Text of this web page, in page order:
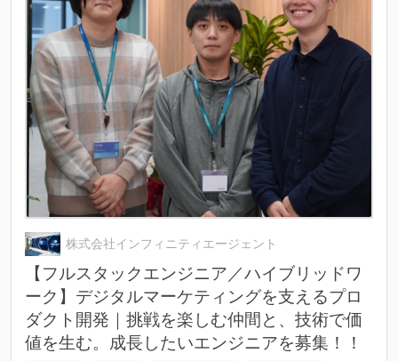
株式会社インフィニティエージェント
【フルスタックエンジニア／ハイブリッドワ
ーク】デジタルマーケティングを支えるプロ
ダクト開発｜挑戦を楽しむ仲間と、技術で価
値を生む。成長したいエンジニアを募集！！